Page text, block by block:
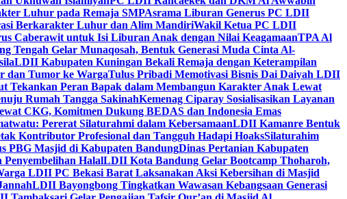
Luhur pada Remaja SMPAsrama Liburan Generus PC LDII
Berkarakter Luhur dan Alim MandiriWakil Ketua PC LDII
Caberawit untuk Isi Liburan Anak dengan Nilai KeagamaanTPA Al
Tengah Gelar Munaqosah, Bentuk Generasi Muda Cinta Al-
LDII Kabupaten Kuningan Bekali Remaja dengan Keterampilan
dan Tumor ke WargaTulus Pribadi Memotivasi Bisnis Dai Daiyah LDII
Tekankan Peran Bapak dalam Membangun Karakter Anak Lewat
Rumah Tangga SakinahKemenag Ciparay Sosialisasikan Layanan
CKG, Komitmen Dukung BEDAS dan Indonesia Emas
Pererat Silaturahmi dalam KebersamaanLDII Kamanre Bentuk
Kontributor Profesional dan Tangguh Hadapi HoaksSilaturahim
PBG Masjid di Kabupaten BandungDinas Pertanian Kabupaten
HalalLDII Kota Bandung Gelar Bootcamp Thoharoh,
LDII PC Bekasi Barat Laksanakan Aksi Kebersihan di Masjid
LDII Bayongbong Tingkatkan Wawasan Kebangsaan Generasi